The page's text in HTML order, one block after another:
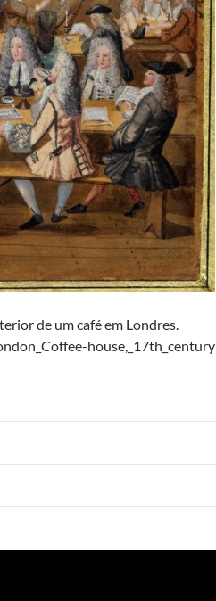
de um café em Londres.
house,_17th_century